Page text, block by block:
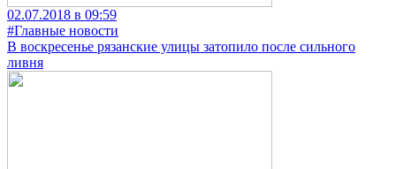
02.07.2018 в 09:59
#Главные новости
В воскресенье рязанские улицы затопило после сильного
ливня